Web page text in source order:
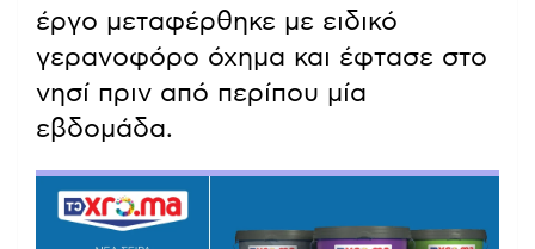
έργο μεταφέρθηκε με ειδικό
γερανοφόρο όχημα και έφτασε στο
νησί πριν από περίπου μία
εβδομάδα.